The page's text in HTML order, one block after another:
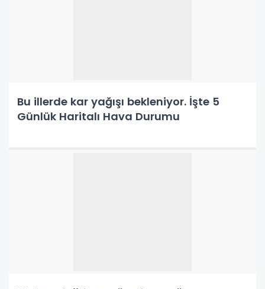
Bu illerde kar yağışı bekleniyor. İşte 5
Günlük Haritalı Hava Durumu